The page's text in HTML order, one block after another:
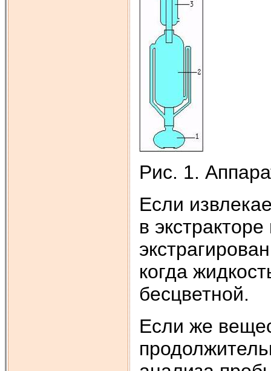
Рис. 1.
Если
в
когда
бесцветной.
Если же